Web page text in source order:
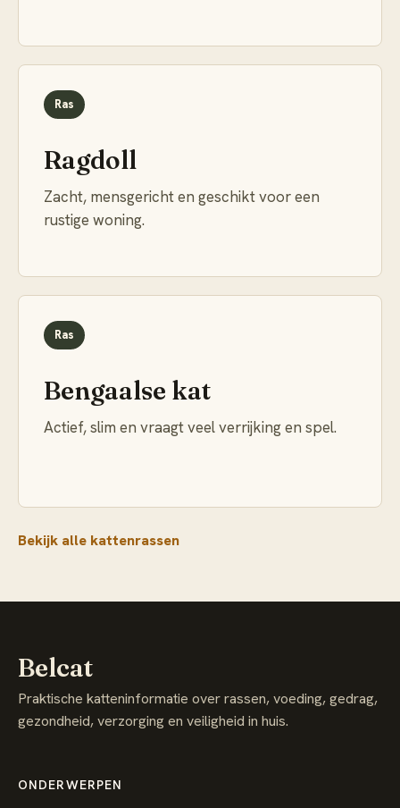
Ras
Ragdoll
Zacht, mensgericht en geschikt voor een
rustige woning.
Ras
Bengaalse kat
Actief, slim en vraagt veel verrijking en spel.
Bekijk alle kattenrassen
Belcat
Praktische katteninformatie over rassen, voeding, gedrag,
gezondheid, verzorging en veiligheid in huis.
ONDERWERPEN